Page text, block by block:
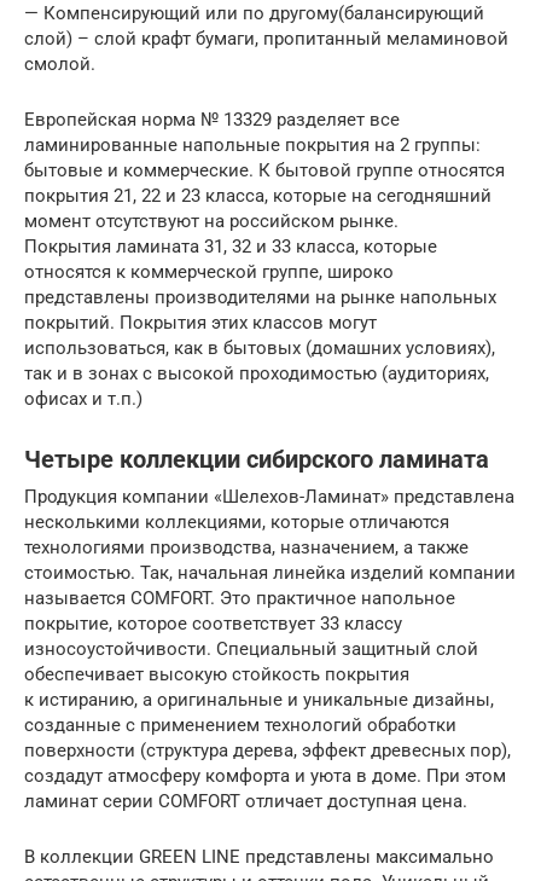
— Компенсирующий или по другому(балансирующий
слой) – слой крафт бумаги, пропитанный меламиновой
смолой.
Европейская норма № 13329 разделяет все
ламинированные напольные покрытия на 2 группы:
бытовые и коммерческие. К бытовой группе относятся
покрытия 21, 22 и 23 класса, которые на сегодняшний
момент отсутствуют на российском рынке.
Покрытия ламината 31, 32 и 33 класса, которые
относятся к коммерческой группе, широко
представлены производителями на рынке напольных
покрытий. Покрытия этих классов могут
использоваться, как в бытовых (домашних условиях),
так и в зонах с высокой проходимостью (аудиториях,
офисах и т.п.)
Четыре коллекции сибирского ламината
Продукция компании «Шелехов-Ламинат» представлена
несколькими коллекциями, которые отличаются
технологиями производства, назначением, а также
стоимостью. Так, начальная линейка изделий компании
называется COMFORT. Это практичное напольное
покрытие, которое соответствует 33 классу
износоустойчивости. Специальный защитный слой
обеспечивает высокую стойкость покрытия
к истиранию, а оригинальные и уникальные дизайны,
созданные с применением технологий обработки
поверхности (структура дерева, эффект древесных пор),
создадут атмосферу комфорта и уюта в доме. При этом
ламинат серии COMFORT отличает доступная цена.
В коллекции GREEN LINE представлены максимально